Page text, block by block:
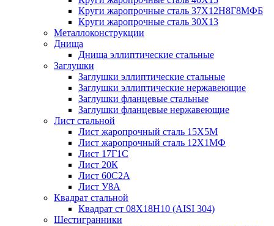
Круги жаропрочные сталь 37Х12Н8Г8МФБ
Круги жаропрочные сталь 30Х13
Металлоконструкции
Днища
Днища эллиптические стальные
Заглушки
Заглушки эллиптические стальные
Заглушки эллиптические нержавеющие
Заглушки фланцевые стальные
Заглушки фланцевые нержавеющие
Лист стальной
Лист жаропрочный сталь 15Х5М
Лист жаропрочный сталь 12Х1МФ
Лист 17Г1С
Лист 20К
Лист 60С2А
Лист У8А
Квадрат стальной
Квадрат ст 08Х18Н10 (AISI 304)
Шестигранники